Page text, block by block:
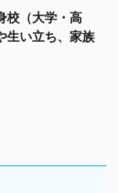
校（大学・高
生い立ち、家族